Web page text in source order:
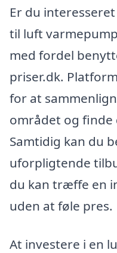
Er du
til luft
med fordel
priser.dk.
for at
området og finde
Samtidig kan du
uforpligtende
du kan træffe en
uden at føle pres.
At investere i en